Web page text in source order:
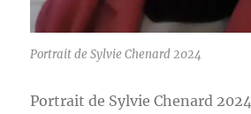
Portrait de Sylvie Chenard 2024
Portrait de Sylvie Chenard 2024